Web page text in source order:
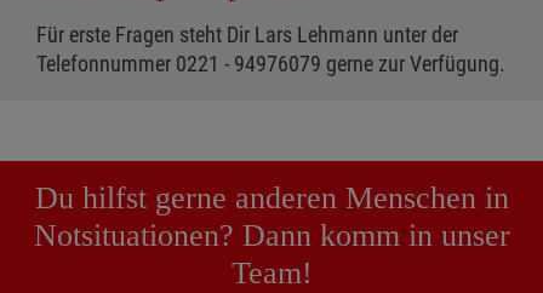
Für erste Fragen steht Dir Lars Lehmann unter der
Telefonnummer 0221 - 94976079 gerne zur Verfügung.
Du hilfst gerne anderen Menschen in
Notsituationen? Dann komm in unser
Team!